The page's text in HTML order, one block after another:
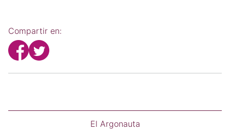
Compartir en:
El Argonauta